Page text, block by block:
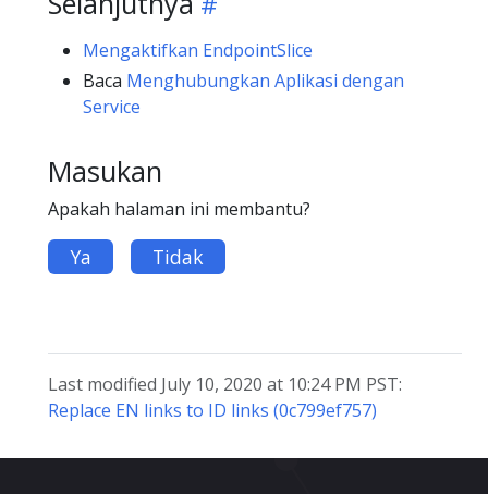
Mengaktifkan EndpointSlice
Baca Menghubungkan Aplikasi dengan
Service
Masukan
Apakah halaman ini membantu?
Ya Tidak
Last modified July 10, 2020 at 10:24 PM PST:
Replace EN links to ID links (0c799ef757)